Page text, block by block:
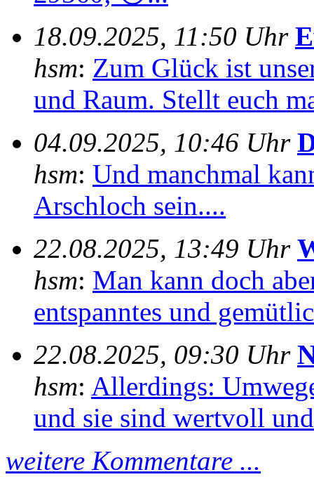
18.09.2025, 11:50 Uhr
hsm: Zum Glück ist
und Raum. Stellt euch
04.09.2025, 10:46 Uhr
hsm: Und manchmal
Arschloch sein....
22.08.2025, 13:49 Uhr
hsm: Man kann doch
entspanntes und
22.08.2025, 09:30 Uhr
hsm: Allerdings:
und sie sind wertvoll
weitere Kommentare ...